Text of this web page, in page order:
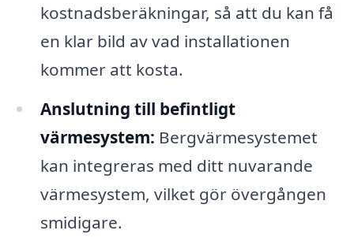
kostnadsberäkningar, så att du kan få
en klar bild av vad installationen
kommer att kosta.
Anslutning till befintligt
värmesystem: Bergvärmesystemet
kan integreras med ditt nuvarande
värmesystem, vilket gör övergången
smidigare.